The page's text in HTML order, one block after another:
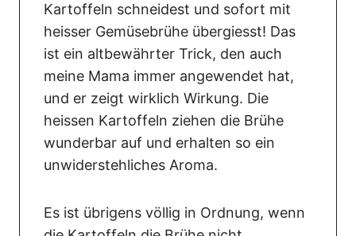
Kartoffeln schneidest und sofort mit
heisser Gemüsebrühe übergiesst! Das
ist ein altbewährter Trick, den auch
meine Mama immer angewendet hat,
und er zeigt wirklich Wirkung. Die
heissen Kartoffeln ziehen die Brühe
wunderbar auf und erhalten so ein
unwiderstehliches Aroma.
Es ist übrigens völlig in Ordnung, wenn